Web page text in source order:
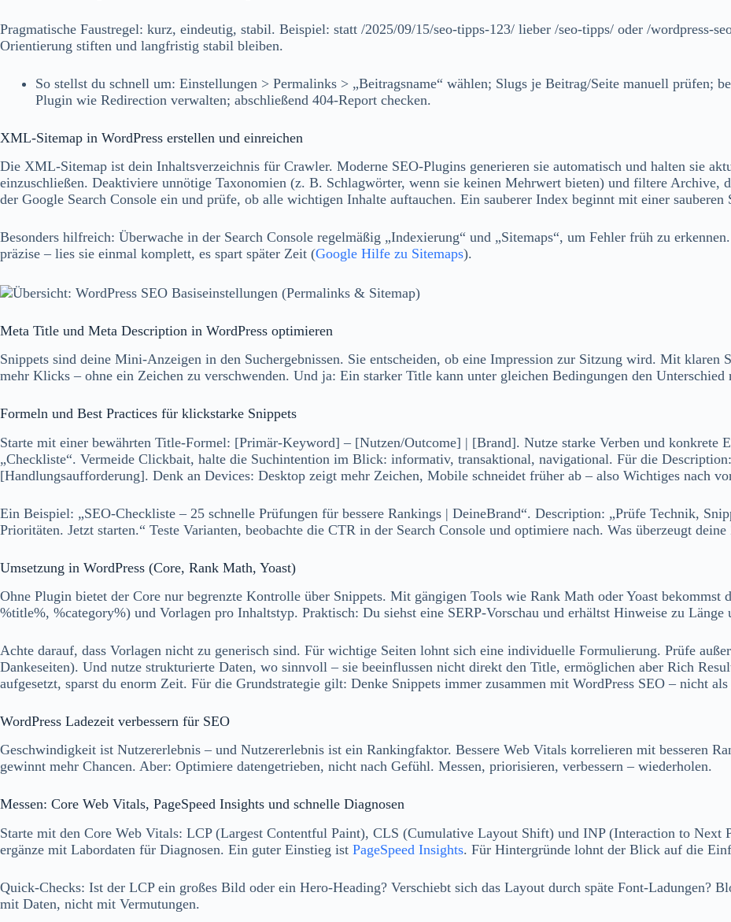
Pragmatische Faustregel: kurz, eindeutig, stabil. Beispiel: statt /2025/09/15/seo-tipps-123/ lieber /seo-tipps/ oder /wordpress-
Orientierung stiften und langfristig stabil bleiben.
So stellst du schnell um: Einstellungen > Permalinks > „Beitragsname“ wählen; Slugs je Beitrag/Seite manuell prüfen;
Plugin wie Redirection verwalten; abschließend 404‑Report checken.
XML-Sitemap in WordPress erstellen und einreichen
Die XML‑Sitemap ist dein Inhaltsverzeichnis für Crawler. Moderne SEO‑Plugins generieren sie automatisch und halten sie
einzuschließen. Deaktiviere unnötige Taxonomien (z. B. Schlagwörter, wenn sie keinen Mehrwert bieten) und filtere Archive,
der Google Search Console ein und prüfe, ob alle wichtigen Inhalte auftauchen. Ein sauberer Index beginnt mit einer sauberen
Besonders hilfreich: Überwache in der Search Console regelmäßig „Indexierung“ und „Sitemaps“, um Fehler früh zu
präzise – lies sie einmal komplett, es spart später Zeit (Google Hilfe zu Sitemaps).
Meta Title und Meta Description in WordPress optimieren
Snippets sind deine Mini‑Anzeigen in den Suchergebnissen. Sie entscheiden, ob eine Impression zur Sitzung wird. Mit klaren
mehr Klicks – ohne ein Zeichen zu verschwenden. Und ja: Ein starker Title kann unter gleichen Bedingungen den Unterschied
Formeln und Best Practices für klickstarke Snippets
Starte mit einer bewährten Title‑Formel: [Primär‑Keyword] – [Nutzen/Outcome] | [Brand]. Nutze starke Verben und konkrete
„Checkliste“. Vermeide Clickbait, halte die Suchintention im Blick: informativ, transaktional, navigational. Für die
[Handlungsaufforderung]. Denk an Devices: Desktop zeigt mehr Zeichen, Mobile schneidet früher ab – also Wichtiges nach
Ein Beispiel: „SEO‑Checkliste – 25 schnelle Prüfungen für bessere Rankings | DeineBrand“. Description: „Prüfe Technik,
Prioritäten. Jetzt starten.“ Teste Varianten, beobachte die CTR in der Search Console und optimiere nach. Was überzeugt
Umsetzung in WordPress (Core, Rank Math, Yoast)
Ohne Plugin bietet der Core nur begrenzte Kontrolle über Snippets. Mit gängigen Tools wie Rank Math oder Yoast
%title%, %category%) und Vorlagen pro Inhaltstyp. Praktisch: Du siehst eine SERP‑Vorschau und erhältst Hinweise zu Länge
Achte darauf, dass Vorlagen nicht zu generisch sind. Für wichtige Seiten lohnt sich eine individuelle Formulierung. Prüfe
Dankeseiten). Und nutze strukturierte Daten, wo sinnvoll – sie beeinflussen nicht direkt den Title, ermöglichen aber Rich
aufgesetzt, sparst du enorm Zeit. Für die Grundstrategie gilt: Denke Snippets immer zusammen mit WordPress SEO – nicht als
WordPress Ladezeit verbessern für SEO
Geschwindigkeit ist Nutzererlebnis – und Nutzererlebnis ist ein Rankingfaktor. Bessere Web Vitals korrelieren mit besseren
gewinnt mehr Chancen. Aber: Optimiere datengetrieben, nicht nach Gefühl. Messen, priorisieren, verbessern – wiederholen.
Messen: Core Web Vitals, PageSpeed Insights und schnelle Diagnosen
Starte mit den Core Web Vitals: LCP (Largest Contentful Paint), CLS (Cumulative Layout Shift) und INP (Interaction to Next
ergänze mit Labordaten für Diagnosen. Ein guter Einstieg ist PageSpeed Insights. Für Hintergründe lohnt der Blick auf die
Quick‑Checks: Ist der LCP ein großes Bild oder ein Hero‑Heading? Verschiebt sich das Layout durch späte Font‑Ladungen?
mit Daten, nicht mit Vermutungen.